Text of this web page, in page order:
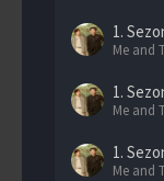
1.
Me and
1.
Me and
1.
Me and